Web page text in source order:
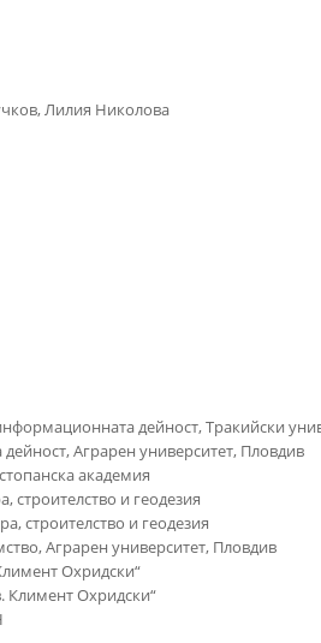
Лилия Николова
дейност, Тракийски
Аграрен университет, Пловдив
академия
строителство и геодезия
строителство и геодезия
Аграрен университет, Пловдив
Охридски“
Климент Охридски“